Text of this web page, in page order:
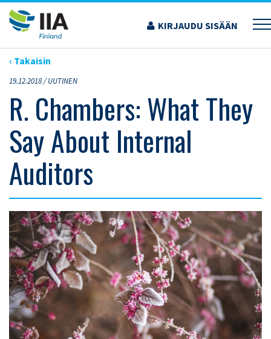
Siirry
sisältöön
KIRJAUDU SISÄÄN
›ARTIKKELIT›R. CHAMBERS: WHAT THEY SAY ABOUT INTERNAL AUDITORS
‹ Takaisin
19.12.2018 /UUTINEN
R. Chambers: What They
Say About Internal
Auditors